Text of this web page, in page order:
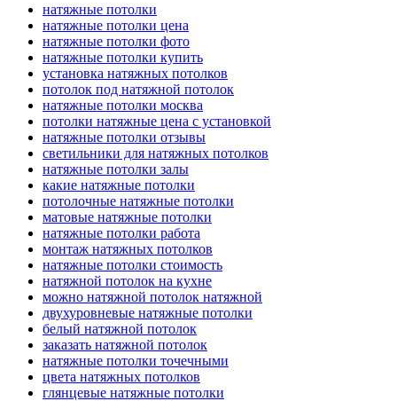
натяжные потолки
натяжные потолки цена
натяжные потолки фото
натяжные потолки купить
установка натяжных потолков
потолок под натяжной потолок
натяжные потолки москва
потолки натяжные цена с установкой
натяжные потолки отзывы
светильники для натяжных потолков
натяжные потолки залы
какие натяжные потолки
потолочные натяжные потолки
матовые натяжные потолки
натяжные потолки работа
монтаж натяжных потолков
натяжные потолки стоимость
натяжной потолок на кухне
можно натяжной потолок натяжной
двухуровневые натяжные потолки
белый натяжной потолок
заказать натяжной потолок
натяжные потолки точечными
цвета натяжных потолков
глянцевые натяжные потолки